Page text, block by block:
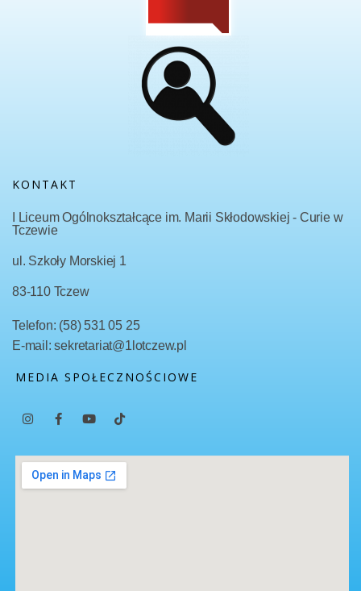
KONTAKT
I Liceum Ogólnokształcące im. Marii Skłodowskiej - Curie w
Tczewie
ul. Szkoły Morskiej 1
83-110 Tczew
Telefon: (58) 531 05 25
E-mail: sekretariat@1lotczew.pl
MEDIA SPOŁECZNOŚCIOWE